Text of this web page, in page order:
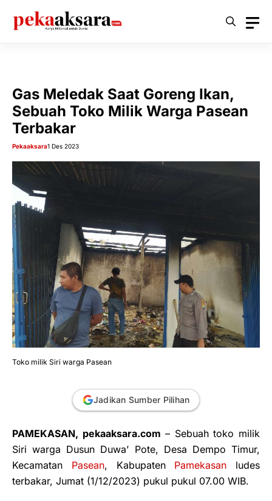
Gas Meledak Saat Goreng Ikan,
Sebuah Toko Milik Warga Pasean
Terbakar
Pekaaksara1 Des 2023
Toko milik Siri warga Pasean
Jadikan Sumber Pilihan
PAMEKASAN, pekaaksara.com – Sebuah toko milik
Siri warga Dusun Duwa’ Pote, Desa Dempo Timur,
Kecamatan Pasean, Kabupaten Pamekasan ludes
terbakar, Jumat (1/12/2023) pukul pukul 07.00 WIB.